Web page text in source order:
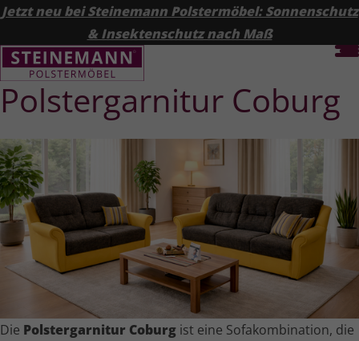
Jetzt neu bei Steinemann Polstermöbel: Sonnenschutz
& Insektenschutz nach Maß
Polster­garnitur Coburg
Die Polster­garnitur Coburg ist eine Sofa­kom­bi­na­tion, die